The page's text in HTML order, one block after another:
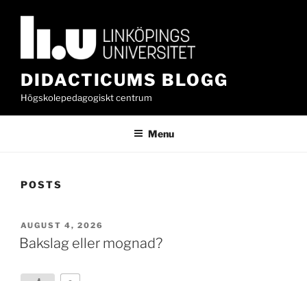
DIDACTICUMS BLOGG
Högskolepedagogiskt centrum
Menu
POSTS
POSTED
ON
AUGUST 4, 2026
Bakslag eller mognad?